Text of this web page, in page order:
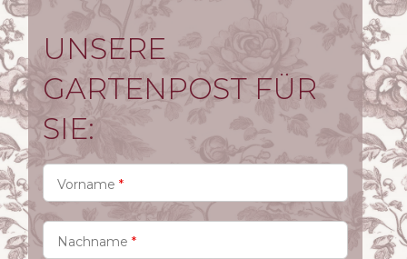
UNSERE
GARTENPOST FÜR
SIE:
Vorname *
Nachname *